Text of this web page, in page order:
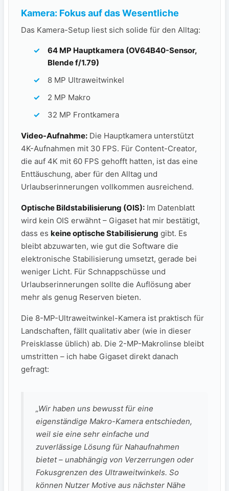
Kamera: Fokus auf das Wesentliche
Das Kamera-Setup liest sich solide für den Alltag:
64 MP Hauptkamera (OV64B40-Sensor,
Blende f/1.79)
8 MP Ultraweitwinkel
2 MP Makro
32 MP Frontkamera
Video-Aufnahme: Die Hauptkamera unterstützt
4K-Aufnahmen mit 30 FPS. Für Content-Creator,
die auf 4K mit 60 FPS gehofft hatten, ist das eine
Enttäuschung, aber für den Alltag und
Urlaubserinnerungen vollkommen ausreichend.
Optische Bildstabilisierung (OIS): Im Datenblatt
wird kein OIS erwähnt – Gigaset hat mir bestätigt,
dass es keine optische Stabilisierung gibt. Es
bleibt abzuwarten, wie gut die Software die
elektronische Stabilisierung umsetzt, gerade bei
weniger Licht. Für Schnappschüsse und
Urlaubserinnerungen sollte die Auflösung aber
mehr als genug Reserven bieten.
Die 8-MP-Ultraweitwinkel-Kamera ist praktisch für
Landschaften, fällt qualitativ aber (wie in dieser
Preisklasse üblich) ab. Die 2-MP-Makrolinse bleibt
umstritten – ich habe Gigaset direkt danach
gefragt:
„Wir haben uns bewusst für eine
eigenständige Makro-Kamera entschieden,
weil sie eine sehr einfache und
zuverlässige Lösung für Nahaufnahmen
bietet – unabhängig von Verzerrungen oder
Fokusgrenzen des Ultraweitwinkels. So
können Nutzer Motive aus nächster Nähe